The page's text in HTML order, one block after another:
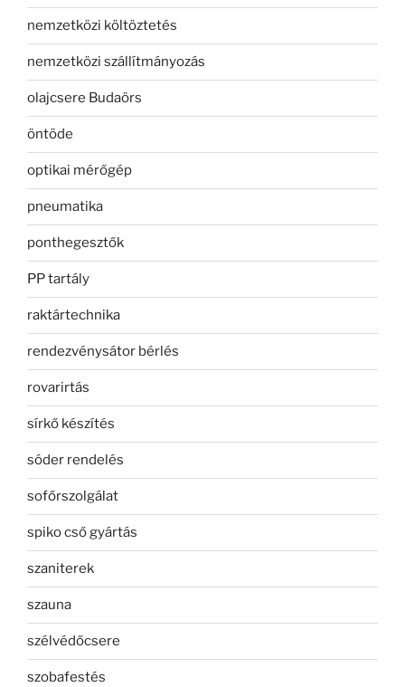
nemzetközi költöztetés
nemzetközi szállítmányozás
olajcsere Budaörs
öntöde
optikai mérőgép
pneumatika
ponthegesztők
PP tartály
raktártechnika
rendezvénysátor bérlés
rovarirtás
sírkő készítés
sóder rendelés
sofőrszolgálat
spiko cső gyártás
szaniterek
szauna
szélvédőcsere
szobafestés